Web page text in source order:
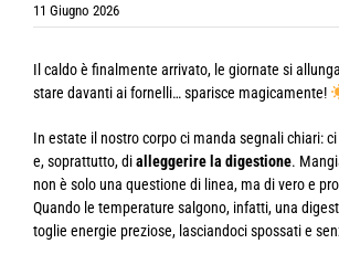
11 Giugno 2026
Il caldo è finalmente arrivato, le giornate si
stare davanti ai fornelli… sparisce magicamente!
In estate il nostro corpo ci manda segnali chiari:
e, soprattutto, dialleggerire la digestione.
non è solo una questione di linea, ma di vero e
Quando le temperature salgono, infatti, una
toglie energie preziose, lasciandoci spossati e